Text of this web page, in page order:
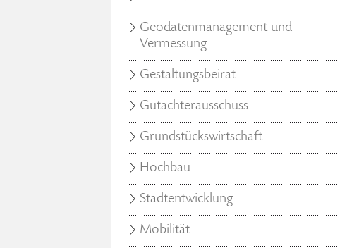
Geodatenmanagement und
Vermessung
Gestaltungsbeirat
Gutachterausschuss
Grundstückswirtschaft
Hochbau
Stadtentwicklung
Mobilität